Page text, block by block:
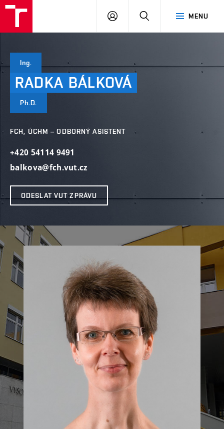
MENU
PŘIHLÁSIT
Ing.
RADKA BÁLKOVÁ
Ph.D.
FCH, ÚCHM – ODBORNÝ ASISTENT
+420 54114 9491
balkova@fch.vut.cz
ODESLAT VUT ZPRÁVU